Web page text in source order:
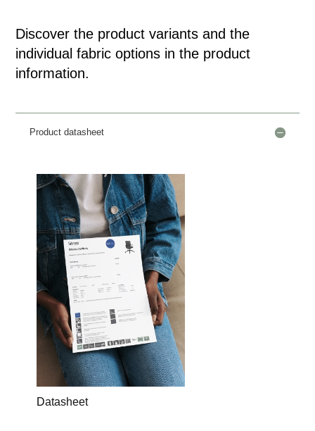
Discover the product variants and the
individual fabric options in the product
information.
Product datasheet
Datasheet